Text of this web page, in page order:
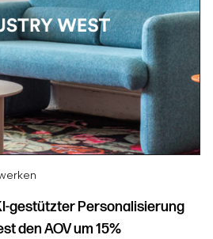
gestützter Personalisierung
den AOV um 15%